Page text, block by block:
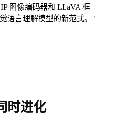
图像编码器和 LLaVA 框
语言理解模型的新范式。 "
时进化